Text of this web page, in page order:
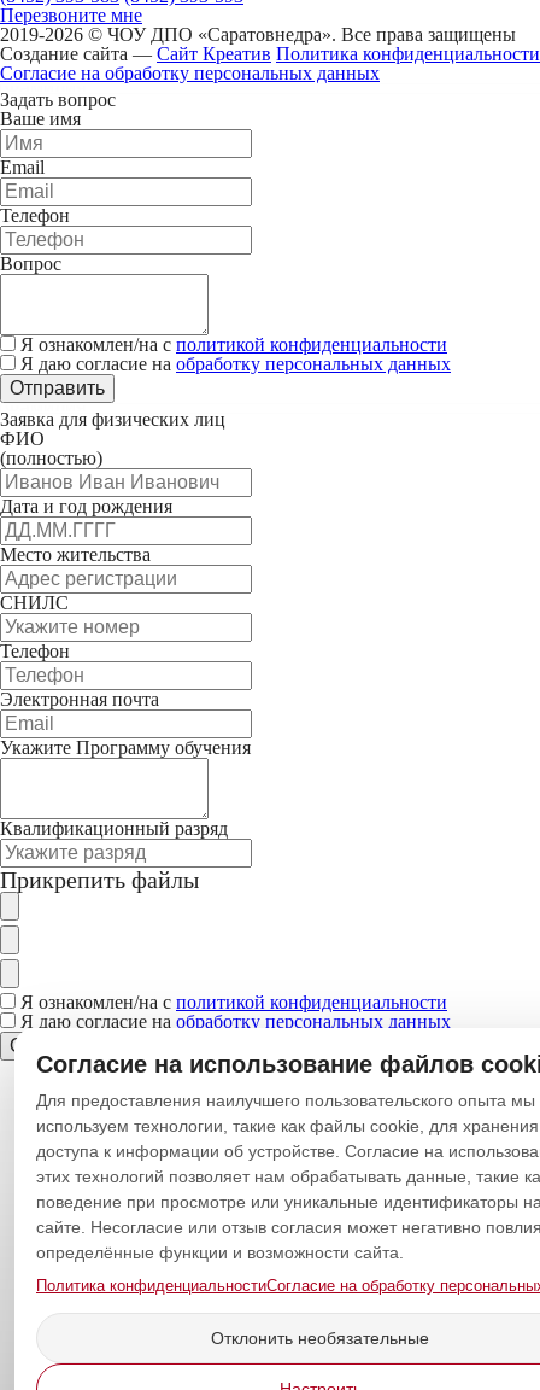
Перезвоните мне
2019-2026 © ЧОУ ДПО «Саратовнедра». Все права защищены
Создание сайта — Сайт Креатив Политика конфиденциальности
Согласие на обработку персональных данных
Задать вопрос
Ваше имя
Email
Телефон
Вопрос
Я ознакомлен/на с политикой конфиденциальности
Я даю согласие на обработку персональных данных
Отправить
Заявка для физических лиц
ФИО
(полностью)
Дата и год рождения
Место жительства
СНИЛС
Телефон
Электронная почта
Укажите Программу обучения
Квалификационный разряд
Прикрепить файлы
Я ознакомлен/на с политикой конфиденциальности
Я даю согласие на обработку персональных данных
Отправить
Согласие на использование файлов
Для предоставления наилучшего пользовательского опыта мы
используем технологии, такие как файлы cookie, для
доступа к информации об устройстве. Согласие на
этих технологий позволяет нам обрабатывать данные, такие
поведение при просмотре или уникальные идентификаторы
сайте. Несогласие или отзыв согласия может негативно
определённые функции и возможности сайта.
Политика конфиденциальностиСогласие на обработку
Отклонить необязательные